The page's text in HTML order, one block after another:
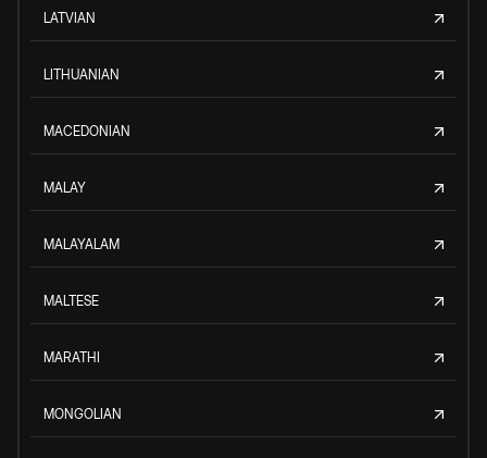
LATVIAN
LITHUANIAN
MACEDONIAN
MALAY
MALAYALAM
MALTESE
MARATHI
MONGOLIAN